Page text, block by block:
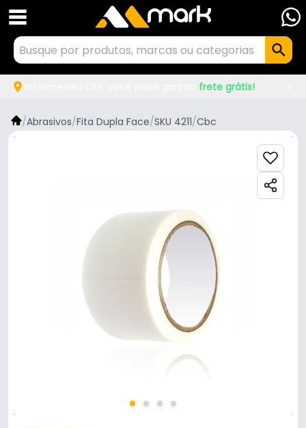
frete grátis!
/Abrasivos/Fita Dupla Face/SKU 4211/Cbc